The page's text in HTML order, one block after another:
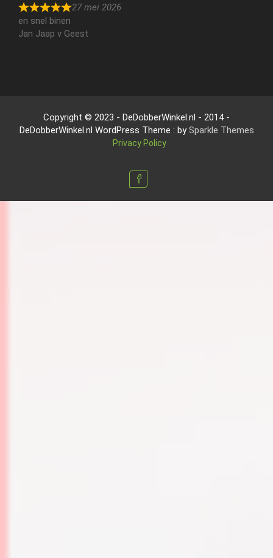
27 mei 2026
en snel binen
Jan Jaap v Geest
Copyright © 2023 - DeDobberWinkel.nl - 2014 -
DeDobberWinkel.nl WordPress Theme : bySparkle Themes
Privacy Policy